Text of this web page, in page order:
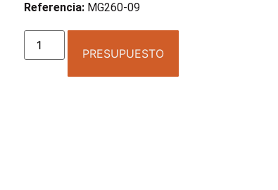
Referencia: MG260-09
PRESUPUESTO